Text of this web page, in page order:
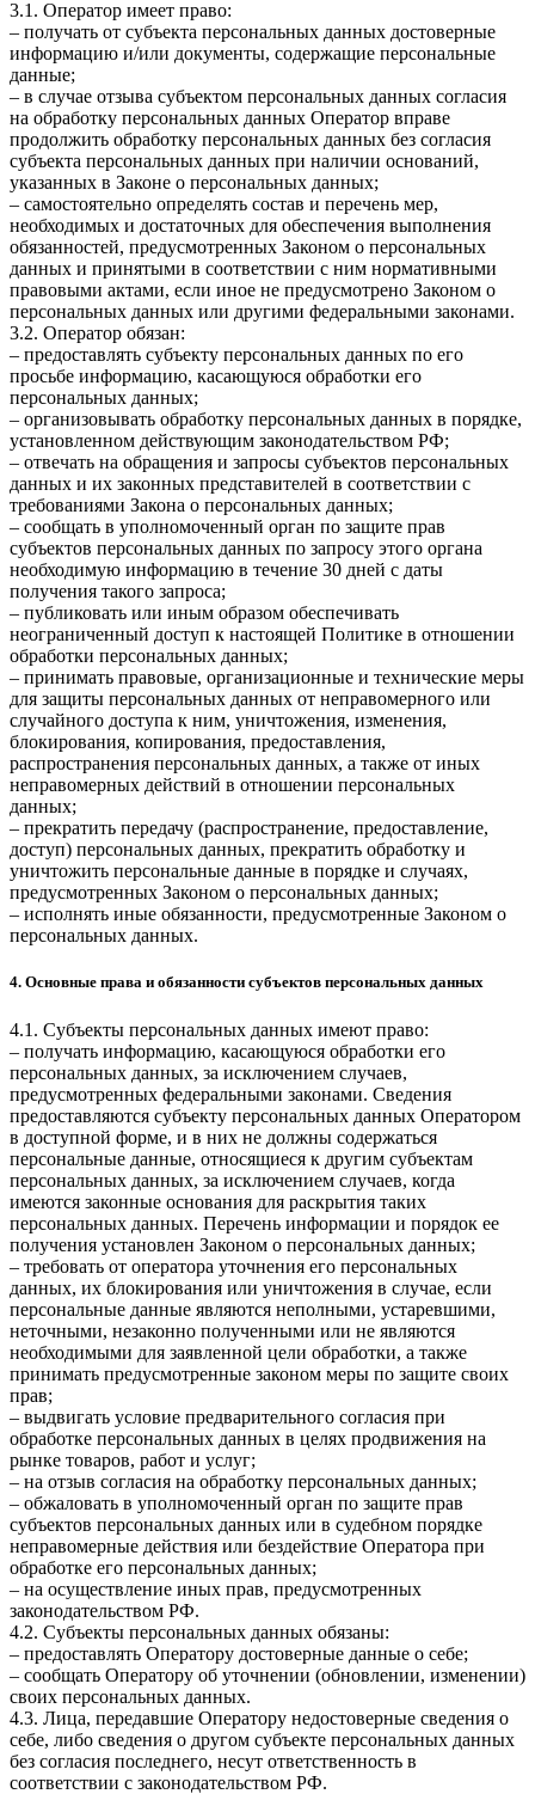
3.1. Оператор имеет право:
– получать от субъекта персональных данных достоверные
информацию и/или документы, содержащие персональные
данные;
– в случае отзыва субъектом персональных данных согласия
на обработку персональных данных Оператор вправе
продолжить обработку персональных данных без согласия
субъекта персональных данных при наличии оснований,
указанных в Законе о персональных данных;
– самостоятельно определять состав и перечень мер,
необходимых и достаточных для обеспечения выполнения
обязанностей, предусмотренных Законом о персональных
данных и принятыми в соответствии с ним нормативными
правовыми актами, если иное не предусмотрено Законом о
персональных данных или другими федеральными законами.
3.2. Оператор обязан:
– предоставлять субъекту персональных данных по его
просьбе информацию, касающуюся обработки его
персональных данных;
– организовывать обработку персональных данных в порядке,
установленном действующим законодательством РФ;
– отвечать на обращения и запросы субъектов персональных
данных и их законных представителей в соответствии с
требованиями Закона о персональных данных;
– сообщать в уполномоченный орган по защите прав
субъектов персональных данных по запросу этого органа
необходимую информацию в течение 30 дней с даты
получения такого запроса;
– публиковать или иным образом обеспечивать
неограниченный доступ к настоящей Политике в отношении
обработки персональных данных;
– принимать правовые, организационные и технические меры
для защиты персональных данных от неправомерного или
случайного доступа к ним, уничтожения, изменения,
блокирования, копирования, предоставления,
распространения персональных данных, а также от иных
неправомерных действий в отношении персональных
данных;
– прекратить передачу (распространение, предоставление,
доступ) персональных данных, прекратить обработку и
уничтожить персональные данные в порядке и случаях,
предусмотренных Законом о персональных данных;
– исполнять иные обязанности, предусмотренные Законом о
персональных данных.
4. Основные права и обязанности субъектов персональных данных
4.1. Субъекты персональных данных имеют право:
– получать информацию, касающуюся обработки его
персональных данных, за исключением случаев,
предусмотренных федеральными законами. Сведения
предоставляются субъекту персональных данных Оператором
в доступной форме, и в них не должны содержаться
персональные данные, относящиеся к другим субъектам
персональных данных, за исключением случаев, когда
имеются законные основания для раскрытия таких
персональных данных. Перечень информации и порядок ее
получения установлен Законом о персональных данных;
– требовать от оператора уточнения его персональных
данных, их блокирования или уничтожения в случае, если
персональные данные являются неполными, устаревшими,
неточными, незаконно полученными или не являются
необходимыми для заявленной цели обработки, а также
принимать предусмотренные законом меры по защите своих
прав;
– выдвигать условие предварительного согласия при
обработке персональных данных в целях продвижения на
рынке товаров, работ и услуг;
– на отзыв согласия на обработку персональных данных;
– обжаловать в уполномоченный орган по защите прав
субъектов персональных данных или в судебном порядке
неправомерные действия или бездействие Оператора при
обработке его персональных данных;
– на осуществление иных прав, предусмотренных
законодательством РФ.
4.2. Субъекты персональных данных обязаны:
– предоставлять Оператору достоверные данные о себе;
– сообщать Оператору об уточнении (обновлении, изменении)
своих персональных данных.
4.3. Лица, передавшие Оператору недостоверные сведения о
себе, либо сведения о другом субъекте персональных данных
без согласия последнего, несут ответственность в
соответствии с законодательством РФ.